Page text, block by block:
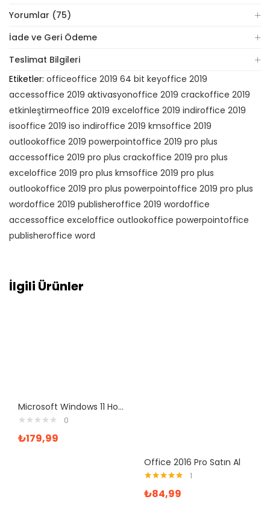
Yorumlar (75)
İade ve Geri Ödeme
Teslimat Bilgileri
Etiketler: officeoffice 2019 64 bit keyoffice 2019
accessoffice 2019 aktivasyonoffice 2019 crackoffice 2019
etkinleştirmeoffice 2019 exceloffice 2019 indiroffice 2019
isooffice 2019 iso indiroffice 2019 kmsoffice 2019
outlookoffice 2019 powerpointoffice 2019 pro plus
accessoffice 2019 pro plus crackoffice 2019 pro plus
exceloffice 2019 pro plus kmsoffice 2019 pro plus
outlookoffice 2019 pro plus powerpointoffice 2019 pro plus
wordoffice 2019 publisheroffice 2019 wordoffice
accessoffice exceloffice outlookoffice powerpointoffice
publisheroffice word
İlgili Ürünler
Microsoft Windows 11 Home ve Office 365 Pro Plus Yazılım
0
₺179,99
Office 2016 Pro Satın Al
5.00oy aldı
1
₺84,99